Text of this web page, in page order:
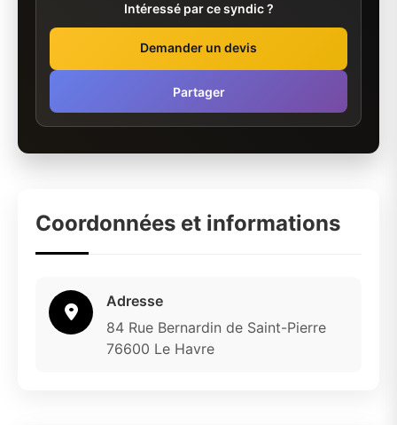
Intéressé par ce syndic ?
Demander un devis
Partager
Coordonnées et informations
Adresse
84 Rue Bernardin de Saint-Pierre
76600 Le Havre